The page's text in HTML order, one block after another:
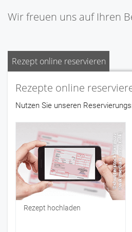
Wir freuen uns auf Ihren
Rezept online reservieren
Rezepte online
Nutzen Sie unseren
Rezept hochladen